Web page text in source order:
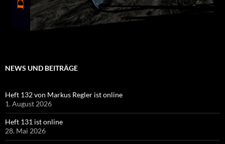
NEWS UND BEITRÄGE
Heft 132 von Markus Regler ist online
1. August 2026
Heft 131 ist online
28. Mai 2026